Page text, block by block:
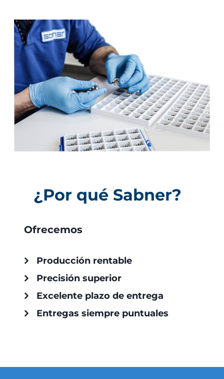
¿Por qué Sabner?
Ofrecemos
Producción rentable
Precisión superior
Excelente plazo de entrega
Entregas siempre puntuales